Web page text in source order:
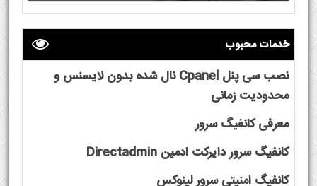
خدمات محبوب
نصب سی پنل Cpanel نال شده بدون لایسنس و
محدودیت زمانی
معرفی کانفیگ سرور
کانفیگ سرور دایرکت ادمین Directadmin
کانفیگ امنیتی سرور لینوکس